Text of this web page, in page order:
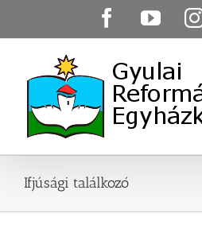
Facebook
Ifjúsági találkozó